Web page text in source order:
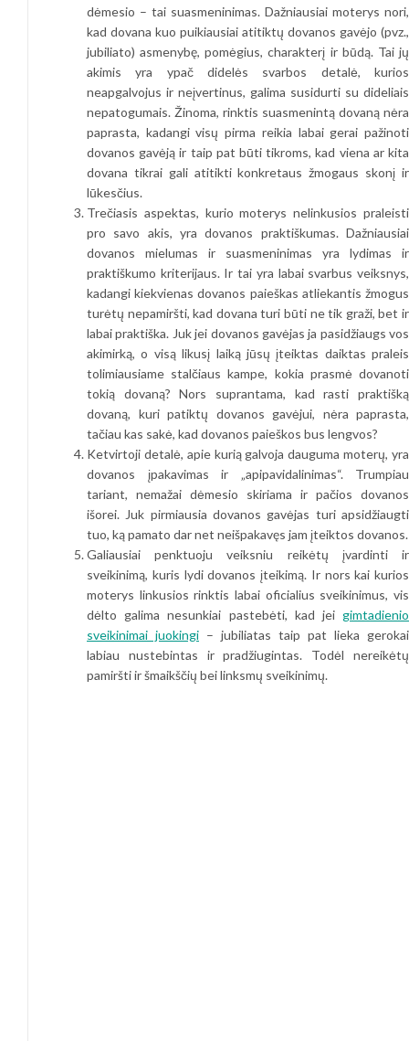
dėmesio – tai suasmeninimas. Dažniausiai moterys nori,
kad dovana kuo puikiausiai atitiktų dovanos gavėjo (pvz.,
jubiliato) asmenybę, pomėgius, charakterį ir būdą. Tai jų
akimis yra ypač didelės svarbos detalė, kurios
neapgalvojus ir neįvertinus, galima susidurti su dideliais
nepatogumais. Žinoma, rinktis suasmenintą dovaną nėra
paprasta, kadangi visų pirma reikia labai gerai pažinoti
dovanos gavėją ir taip pat būti tikroms, kad viena ar kita
dovana tikrai gali atitikti konkretaus žmogaus skonį ir
lūkesčius.
Trečiasis aspektas, kurio moterys nelinkusios praleisti
pro savo akis, yra dovanos praktiškumas. Dažniausiai
dovanos mielumas ir suasmeninimas yra lydimas ir
praktiškumo kriterijaus. Ir tai yra labai svarbus veiksnys,
kadangi kiekvienas dovanos paieškas atliekantis žmogus
turėtų nepamiršti, kad dovana turi būti ne tik graži, bet ir
labai praktiška. Juk jei dovanos gavėjas ja pasidžiaugs vos
akimirką, o visą likusį laiką jūsų įteiktas daiktas praleis
tolimiausiame stalčiaus kampe, kokia prasmė dovanoti
tokią dovaną? Nors suprantama, kad rasti praktišką
dovaną, kuri patiktų dovanos gavėjui, nėra paprasta,
tačiau kas sakė, kad dovanos paieškos bus lengvos?
Ketvirtoji detalė, apie kurią galvoja dauguma moterų, yra
dovanos įpakavimas ir „apipavidalinimas“. Trumpiau
tariant, nemažai dėmesio skiriama ir pačios dovanos
išorei. Juk pirmiausia dovanos gavėjas turi apsidžiaugti
tuo, ką pamato dar net neišpakavęs jam įteiktos dovanos.
Galiausiai penktuoju veiksniu reikėtų įvardinti ir
sveikinimą, kuris lydi dovanos įteikimą. Ir nors kai kurios
moterys linkusios rinktis labai oficialius sveikinimus, vis
dėlto galima nesunkiai pastebėti, kad jei gimtadienio
sveikinimai juokingi – jubiliatas taip pat lieka gerokai
labiau nustebintas ir pradžiugintas. Todėl nereikėtų
pamiršti ir šmaikščių bei linksmų sveikinimų.